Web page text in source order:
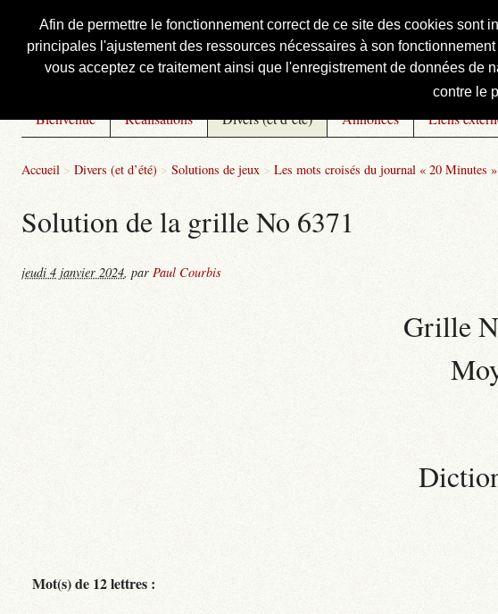
Afin de permettre le fonctionnement correct de ce site des cookies
principales l'ajustement des ressources nécessaires à son
vous acceptez ce traitement ainsi que l'enregistrement de données de
contre le
Courbis, « LE » Blog Officiel
Bienvenue Réalisations Divers (et d’été) Annonces Liens
Accueil > Divers (et d’été) > Solutions de jeux > Les mots croisés du journal « 20 Minutes »
Solution de la grille No 6371
jeudi 4 janvier 2024, par Paul Courbis
Grille
Mot(s) de 12 lettres :